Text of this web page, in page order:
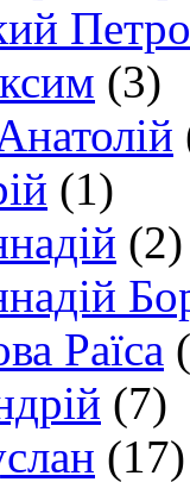
Петро
(3)
(1)
(2)
Раїса
(7)
(17)